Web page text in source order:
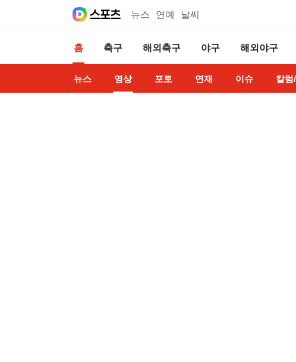
뉴스 연예 날씨
홈 축구 해외축구 야구 해외야구
뉴스 영상 포토 연재 이슈 칼럼